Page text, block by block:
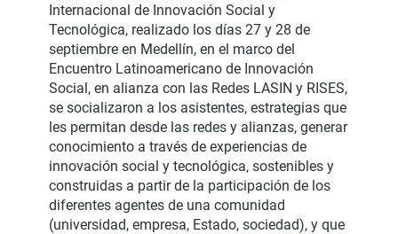
Internacional de Innovación Social y
Tecnológica, realizado los días 27 y 28 de
septiembre en Medellín, en el marco del
Encuentro Latinoamericano de Innovación
Social, en alianza con las Redes LASIN y RISES,
se socializaron a los asistentes, estrategias que
les permitan desde las redes y alianzas, generar
conocimiento a través de experiencias de
innovación social y tecnológica, sostenibles y
construidas a partir de la participación de los
diferentes agentes de una comunidad
(universidad, empresa, Estado, sociedad), y que